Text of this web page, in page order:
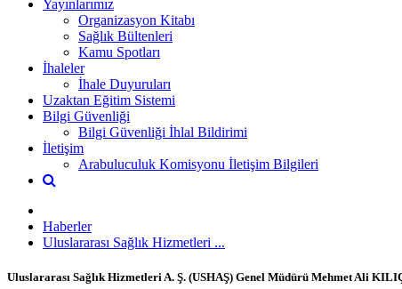
Yayınlarımız
Organizasyon Kitabı
Sağlık Bültenleri
Kamu Spotları
İhaleler
İhale Duyuruları
Uzaktan Eğitim Sistemi
Bilgi Güvenliği
Bilgi Güvenliği İhlal Bildirimi
İletişim
Arabuluculuk Komisyonu İletişim Bilgileri
Haberler
Uluslararası Sağlık Hizmetleri ...
Uluslararası Sağlık Hizmetleri A. Ş. (USHAŞ) Genel Müdürü Mehmet Ali